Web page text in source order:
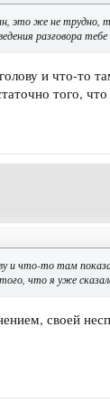
это же не трудно,
разговора тебе
и что-то
того, что
и что-то там
что я уже
своей